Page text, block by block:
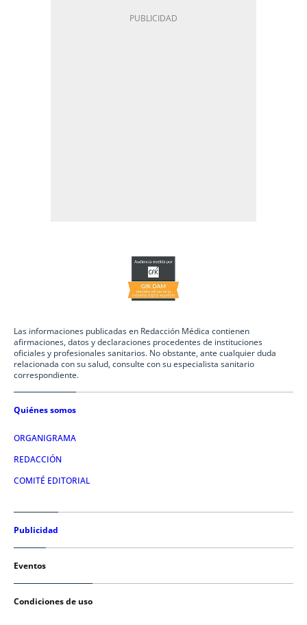
Las informaciones publicadas en Redacción Médica contienen
afirmaciones, datos y declaraciones procedentes de instituciones
oficiales y profesionales sanitarios. No obstante, ante cualquier duda
relacionada con su salud, consulte con su especialista sanitario
correspondiente.
Quiénes somos
ORGANIGRAMA
REDACCIÓN
COMITÉ EDITORIAL
Publicidad
Eventos
Condiciones de uso